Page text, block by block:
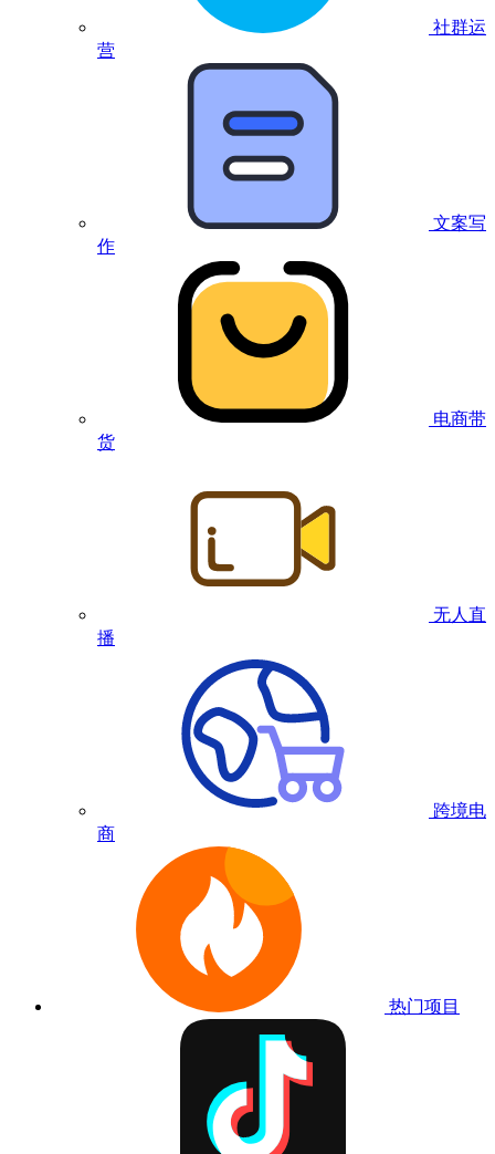
社群运
营
文案写
作
电商带
货
无人直
播
跨境电
商
热门项目